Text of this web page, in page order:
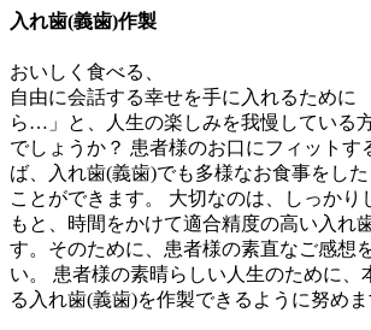
入れ歯(義歯)作製
おいしく食べる、
自由に会話する幸せを手に入れるために
ら…」と、人生の楽しみを我慢している
でしょうか？ 患者様のお口にフィットするものを作製すれ
ば、入れ歯(義歯)でも多様なお食事をし
ことができます。 大切なのは、しっかりした診査・診断の
もと、時間をかけて適合精度の高い入れ
す。そのために、患者様の素直なご感想
い。 患者様の素晴らしい人生のために、本当にフィットす
る入れ歯(義歯)を作製できるように努めま